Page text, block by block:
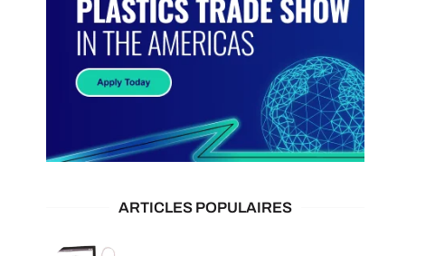
ARTICLES POPULAIRES